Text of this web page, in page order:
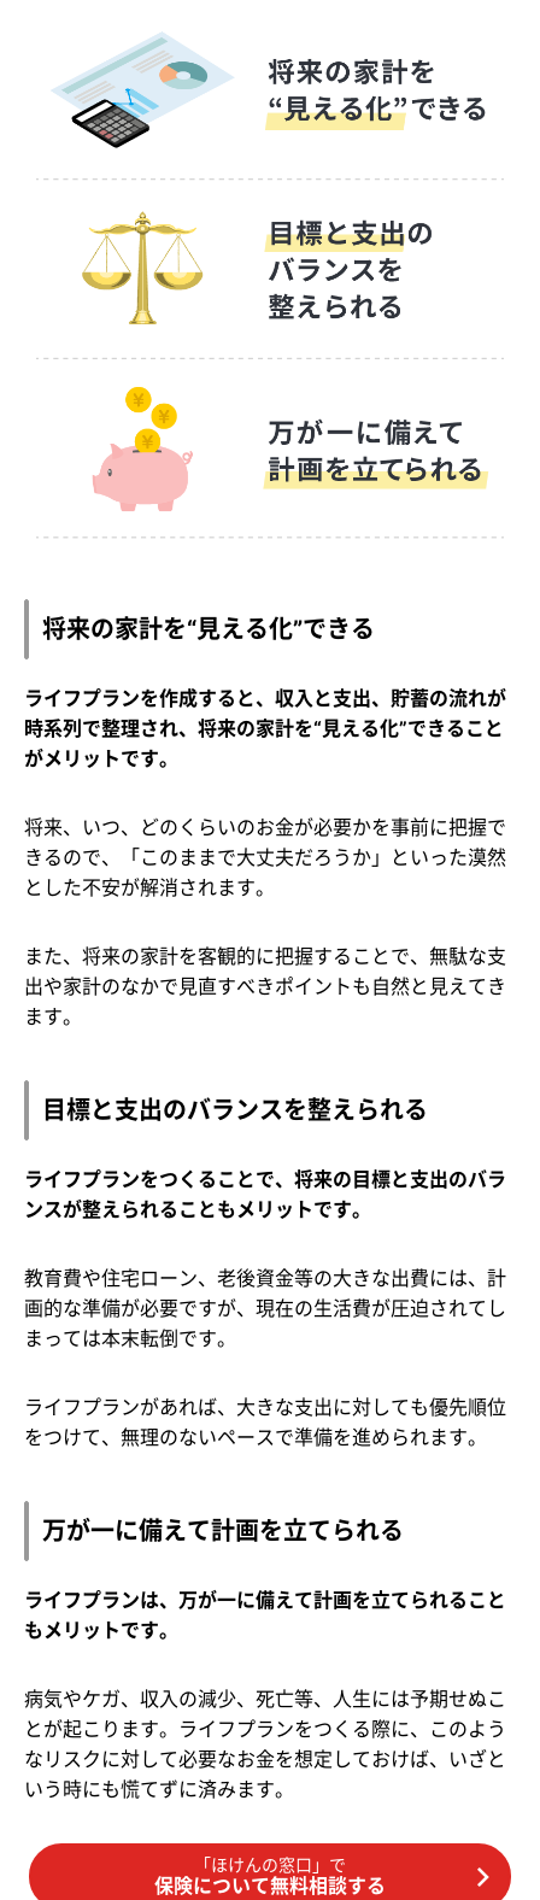
将来の家計を“見える化”できる
ライフプランを作成すると、収入と支出、貯蓄の流れが
時系列で整理され、将来の家計を“見える化”できること
がメリットです。
将来、いつ、どのくらいのお金が必要かを事前に把握で
きるので、「このままで大丈夫だろうか」といった漠然
とした不安が解消されます。
また、将来の家計を客観的に把握することで、無駄な支
出や家計のなかで見直すべきポイントも自然と見えてき
ます。
目標と支出のバランスを整えられる
ライフプランをつくることで、将来の目標と支出のバラ
ンスが整えられることもメリットです。
教育費や住宅ローン、老後資金等の大きな出費には、計
画的な準備が必要ですが、現在の生活費が圧迫されてし
まっては本末転倒です。
ライフプランがあれば、大きな支出に対しても優先順位
をつけて、無理のないペースで準備を進められます。
万が一に備えて計画を立てられる
ライフプランは、万が一に備えて計画を立てられること
もメリットです。
病気やケガ、収入の減少、死亡等、人生には予期せぬこ
とが起こります。ライフプランをつくる際に、このよう
なリスクに対して必要なお金を想定しておけば、いざと
いう時にも慌てずに済みます。
「ほけんの窓口」で
保険について無料相談する